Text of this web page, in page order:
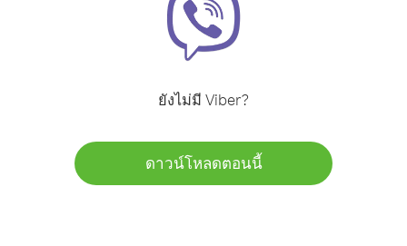
ยังไม่มี Viber?
ดาวน์โหลดตอนนี้